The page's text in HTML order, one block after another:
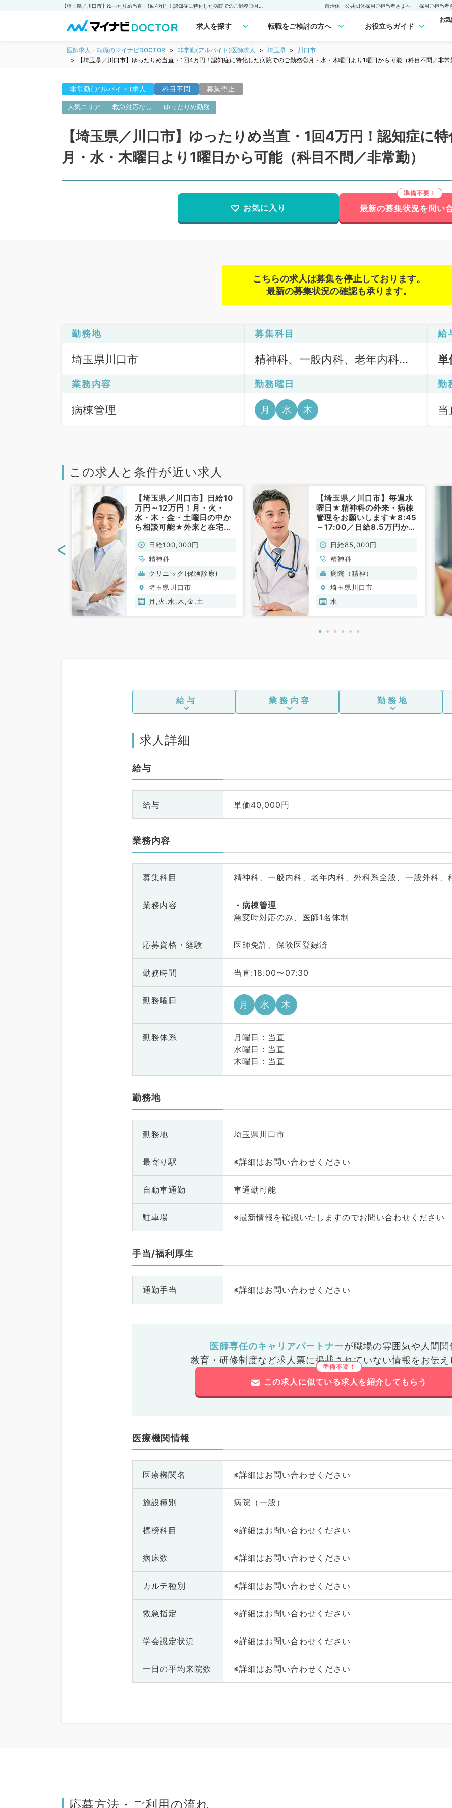
自治体・公共団体採用ご担当者さまへ 採用ご担当者
求人を探す 転職をご検討の方へ お役立ちガイド
お
医師求人・転職のマイナビDOCTOR 非常勤(アルバイト)医師求人 埼玉県
川口市
【埼玉県／川口市】ゆったりめ当直・1回4万円！認知症に特化した病院でのご勤務◎月・水・木曜日より1曜日から可能（科目不問／非常
非常勤(アルバイト)求人 科目不問 募集停止
人気エリア 救急対応なし ゆったりめ勤務
【埼玉県／川口市】ゆったりめ当直・1回4万円！認知症に
月・水・木曜日より1曜日から可能（科目不問／非常勤）
お気に入り 最新の募集状況を問い
こちらの求人は募集を停止しております。
最新の募集状況の確認も承ります。
勤務地
埼玉県川口市
募集科目
精神科、一般内科、老年内科、
問
給
業務内容
病棟管理
勤務曜日
月 水 木
勤
この求人と条件が近い求人
【埼玉県／川口市】日給10
万円～12万円！月・火・
水・木・金・土曜日の中か
ら相談可能★外来と在宅医
OK！（精神科／非常勤）
日給100,000円
精神科
クリニック(保険診療)
埼玉県川口市
月,火,水,木,金,土
【埼玉県／川口市】毎週水
曜日★精神科の外来・病棟
管理をお願いします★8:45
～17:00／日給8.5万円から
科)
日給85,000円
精神科
病院（精神）
埼玉県川口市
水
<
給与 業務内容 勤務地
求人詳細
給与
給与 単価40,000円
業務内容
募集科目 精神科、一般内科、老年内科、外科系全般、一般外科、
業務内容
病棟管理
急変時対応のみ、医師1名体制
応募資格・ 経験 医師免許、保険医登録済
勤務時間 当直:18:00〜07:30
勤務曜日 月 水 木
勤務体系
月曜日 : 当直
水曜日 : 当直
木曜日 : 当直
勤務地
勤務地 埼玉県川口市
最寄り駅 ※詳細はお問い合わせください
自動車通勤 車通勤可能
駐車場 ※最新情報を確認いたしますのでお問い合わせください
手当/福利厚生
通勤手当 ※詳細はお問い合わせください
医師専任のキャリアパートナーが職場の雰囲気や人間関
教育・研修制度など求人票に掲載されていない情報をお伝え
この求人に似ている求人を紹介してもらう
医療機関情報
医療機関名 ※詳細はお問い合わせください
施設種別 病院（一般）
標榜科目 ※詳細はお問い合わせください
病床数 ※詳細はお問い合わせください
カルテ種別 ※詳細はお問い合わせください
救急指定 ※詳細はお問い合わせください
学会認定状況 ※詳細はお問い合わせください
一日の平均来院数 ※詳細はお問い合わせください
応募方法・ご利用の流れ